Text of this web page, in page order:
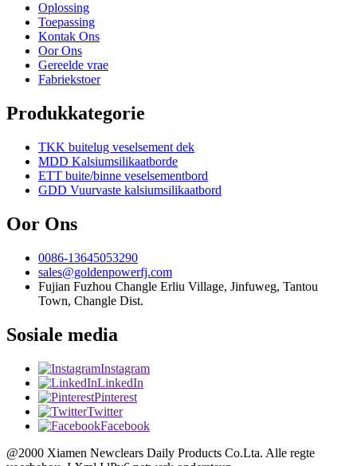
Oplossing
Toepassing
Kontak Ons
Oor Ons
Gereelde vrae
Fabriekstoer
Produkkategorie
TKK buitelug veselsement dek
MDD Kalsiumsilikaatborde
ETT buite/binne veselsementbord
GDD Vuurvaste kalsiumsilikaatbord
Oor Ons
0086-13645053290
sales@goldenpowerfj.com
Fujian Fuzhou Changle Erliu Village, Jinfuweg, Tantou
Town, Changle Dist.
Sosiale media
Instagram
LinkedIn
Pinterest
Twitter
Facebook
@2000 Xiamen Newclears Daily Products Co.Lta. Alle regte